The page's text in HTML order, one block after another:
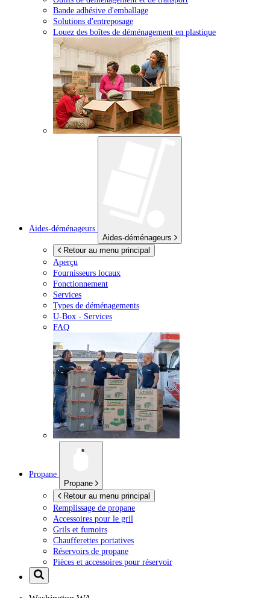
Bande adhésive d'emballage
Solutions d'entreposage
Louez des boîtes de déménagement en plastique
Aides-déménageurs
Aides-déménageurs
Retour au menu principal
Aperçu
Fournisseurs locaux
Fonctionnement
Services
Types de déménagements
U-Box - Services
FAQ
Propane
Propane
Retour au menu principal
Remplissage de propane
Accessoires pour le gril
Grils et fumoirs
Chaufferettes portatives
Réservoirs de propane
Pièces et accessoires pour réservoir